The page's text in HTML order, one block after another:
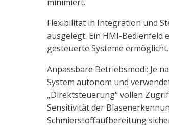
Flexibilität in Integration und
ausgelegt. Ein HMI-Bedienfeld
gesteuerte Systeme
Anpassbare Betriebsmodi: Je
System autonom und
„Direktsteuerung“ vollen
Sensitivität der
Schmierstoffaufbereitung